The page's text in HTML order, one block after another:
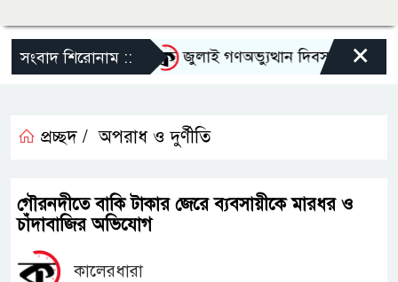
সংবাদ শিরোনাম ::
হেনস্থার অভিযোগ জুলাই গণঅভ্যুত্থান দিবস উপলক্ষে×
প্রচ্ছদ / অপরাধ ও দুর্ণীতি
গৌরনদীতে বাকি টাকার জেরে ব্যবসায়ীকে মারধর ও
চাঁদাবাজির অভিযোগ
কালেরধারা